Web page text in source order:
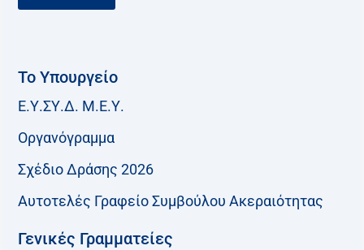
Το Υπουργείο
Ε.Υ.ΣΥ.Δ. Μ.Ε.Υ.
Οργανόγραμμα
Σχέδιο Δράσης 2026
Αυτοτελές Γραφείο Συμβούλου Ακεραιότητας
Γενικές Γραμματείες